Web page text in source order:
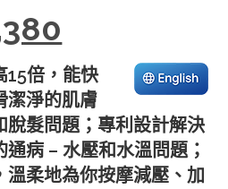
is:
15倍，能快
潔淨的肌膚
脫髮問題；專利設計解決
病 – 水壓和水溫問題；
溫柔地為你按摩減壓、加